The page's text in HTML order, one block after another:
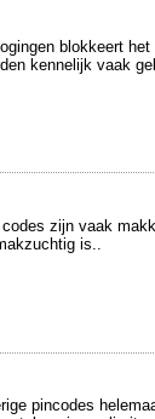
blokkeert het
kennelijk vaak
zijn vaak
is..
pincodes